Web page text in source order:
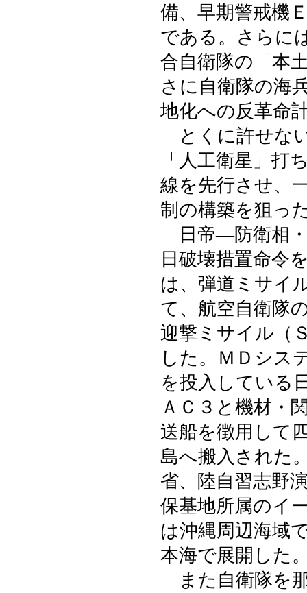
備、早期警戒機
である。さらに
合自衛隊の「本
さに自衛隊の海
地化への反革命
とくに許せな
「人工衛星」打
線を先行させ、
制の構築を狙っ
日帝―防衛相・
日破壊措置命令
は、弾道ミサイ
て、航空自衛隊
迎撃ミサイル（
した。ＭＤシス
を投入している
ＡＣ３と機材・
送船を徴用して
島へ搬入された
省、陸自習志野
保基地所属のイ
は沖縄周辺海域
本海で展開した
また自衛隊を